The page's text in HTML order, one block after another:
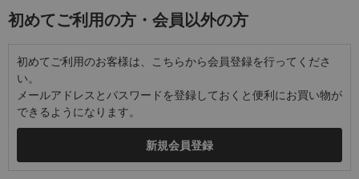
初めてご利用の方・会員以外の方
初めてご利用のお客様は、こちらから会員登録を行ってくださ
い。
メールアドレスとパスワードを登録しておくと便利にお買い物が
できるようになります。